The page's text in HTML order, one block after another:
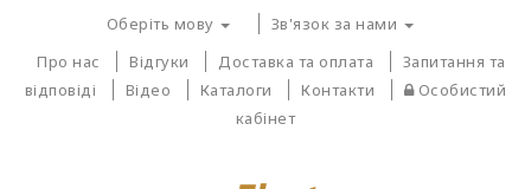
Оберіть мову
Зв'язок за нами
Про нас
Відгуки Доставка та оплата
Запитання та
відповіді
Відео Каталоги Контакти
Особистий
кабінет